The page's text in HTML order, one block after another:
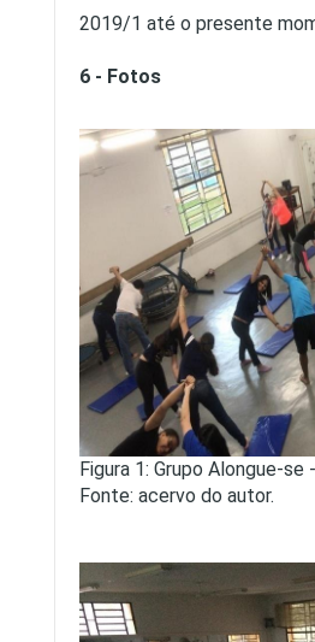
2019/1 até o presente
6 - Fotos
Figura 1: Grupo Alongue-se
Fonte: acervo do autor.